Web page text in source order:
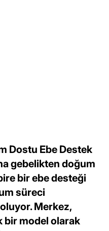
Dostu Ebe Destek
gebelikten doğum
bir ebe desteği
süreci
Merkez,
bir model olarak